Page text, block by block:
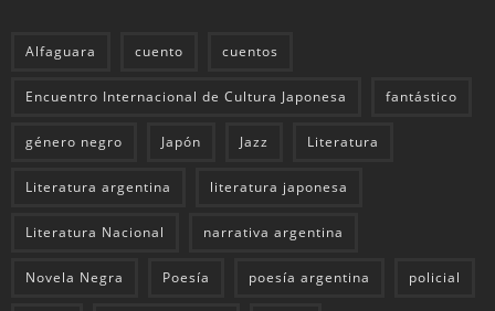
Alfaguara cuento cuentos
Encuentro Internacional de Cultura Japonesa fantástico
género negro Japón Jazz Literatura
Literatura argentina literatura japonesa
Literatura Nacional narrativa argentina
Novela Negra Poesía poesía argentina policial